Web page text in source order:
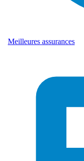
Meilleures assurances